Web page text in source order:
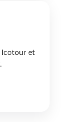
Icotour et